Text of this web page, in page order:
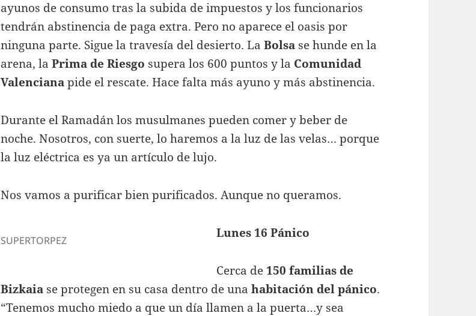
ayunos de consumo tras la subida de impuestos y los funcionarios
tendrán abstinencia de paga extra. Pero no aparece el oasis por
ninguna parte. Sigue la travesía del desierto. LaBolsa se hunde en la
arena, laPrima de Riesgo supera los 600 puntos y la Comunidad
Valencianapide el rescate. Hace falta más ayuno y más abstinencia.
Durante el Ramadán los musulmanes pueden comer y beber de
noche. Nosotros, con suerte, lo haremos a la luz de las velas… porque
la luz eléctrica es ya un artículo de lujo.
Nos vamos a purificar bien purificados. Aunque no queramos.
SUPERTORPEZ Lunes 16 Pánico
Cerca de 150 familias de
Bizkaia se protegen en su casa dentro de unahabitación del pánico.
“Tenemos mucho miedo a que un día llamen a la puerta…y sea